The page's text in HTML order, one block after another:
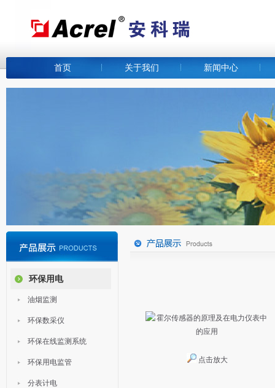
首页 关于我们 新闻中心
环保用电
油烟监测
环保数采仪
环保在线监测系统
环保用电监管
分表计电
点击放大